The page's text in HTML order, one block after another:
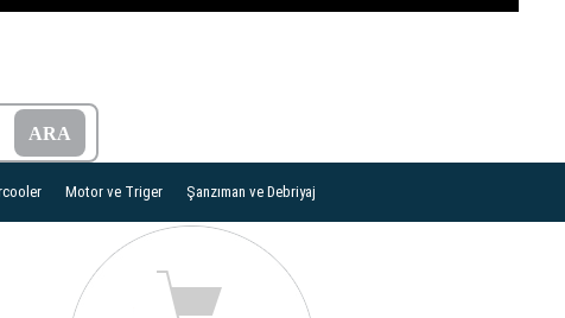
Motor ve Triger Şanzıman ve Debriyaj